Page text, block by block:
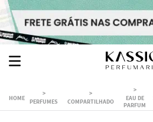
PERFUMES COMPARTILHADO
EAU DE
PARFUM